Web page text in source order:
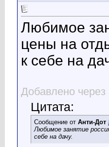
Любимое
цены на
к себе на
Добавлено через
Цитата:
Сообщение от Анти-Дот
Любимое занятие
себе на дачу.